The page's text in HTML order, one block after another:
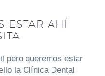
ESTAR AHÍ
pero queremos estar
la Clínica Dental